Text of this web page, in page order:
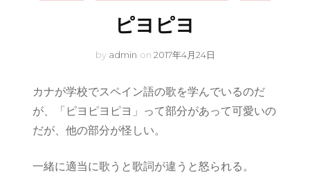
ピヨピヨ
by admin on 2017年4月24日
カナが学校でスペイン語の歌を学んでいるのだ
が、「ピヨピヨピヨ」って部分があって可愛いの
だが、他の部分が怪しい。
一緒に適当に歌うと歌詞が違うと怒られる。